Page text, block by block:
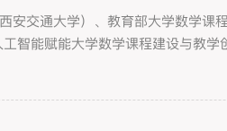
交通大学）、教育部大学数学课
智能赋能大学数学课程建设与教学